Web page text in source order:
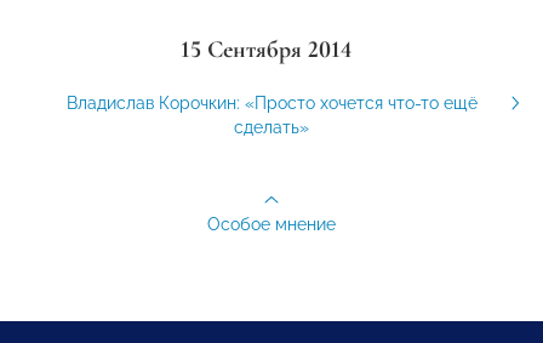
15 Сентября 2014
Владислав Корочкин: «Просто хочется что-то ещё
сделать»
Особое мнение